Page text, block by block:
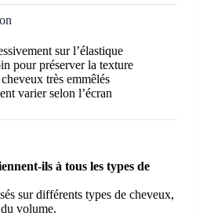
sur l’élastique
pour préserver la texture
très emmêlés
varier selon l’écran
ils à tous les types de
sur différents types de cheveux,
volume.